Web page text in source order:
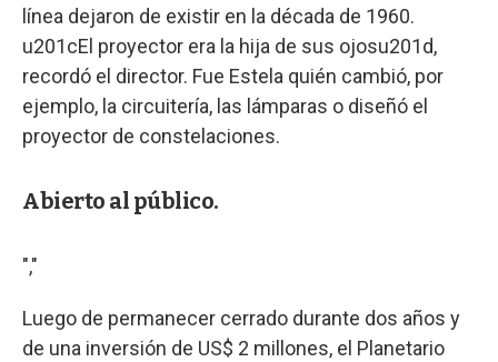
línea dejaron de existir en la década de 1960.
u201cEl proyector era la hija de sus ojosu201d,
recordó el director. Fue Estela quién cambió, por
ejemplo, la circuitería, las lámparas o diseñó el
proyector de constelaciones.
Abierto al público.
","
Luego de permanecer cerrado durante dos años y
de una inversión de US$ 2 millones, el Planetario